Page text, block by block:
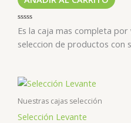
Valorado
con
0
de
Es la caja mas completa
seleccion de productos con
Nuestras cajas selección
Selección Levante